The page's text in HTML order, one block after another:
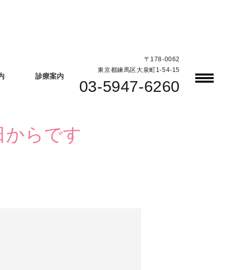
診療案内
〒178-0062
東京都練馬区大泉町1-54-15
03-5947-6260
からです